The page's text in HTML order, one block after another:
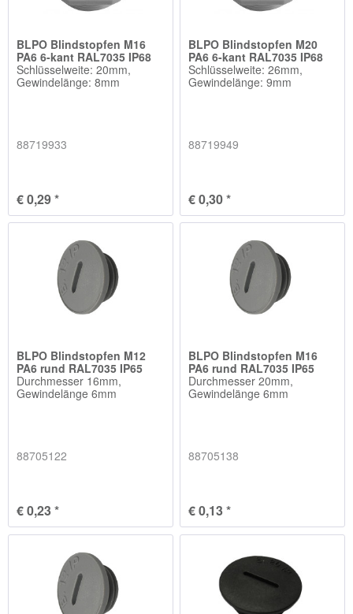
BLPO Blindstopfen M16
PA6 6-kant RAL7035 IP68
Schlüsselweite: 20mm,
Gewindelänge: 8mm
88719933
€ 0,29 *
BLPO Blindstopfen M20
PA6 6-kant RAL7035 IP68
Schlüsselweite: 26mm,
Gewindelänge: 9mm
88719949
€ 0,30 *
BLPO Blindstopfen M12
PA6 rund RAL7035 IP65
Durchmesser 16mm,
Gewindelänge 6mm
88705122
€ 0,23 *
BLPO Blindstopfen M16
PA6 rund RAL7035 IP65
Durchmesser 20mm,
Gewindelänge 6mm
88705138
€ 0,13 *